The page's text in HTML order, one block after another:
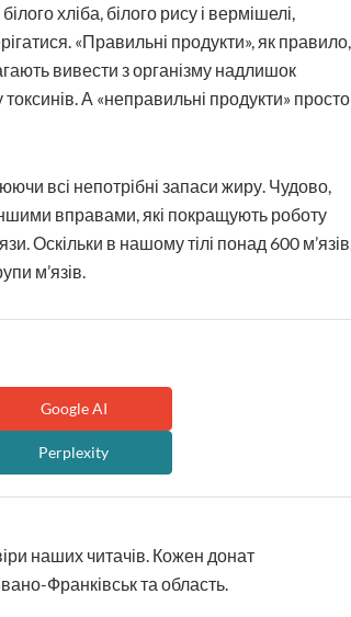
хліба, білого рису і вермішелі,
«Правильні продукти», як правило,
вивести з організму надлишок
А «неправильні продукти» просто
всі непотрібні запаси жиру. Чудово,
вправами, які покращують роботу
Оскільки в нашому тілі понад 600 м’язів,
м’язів.
Google AI
Perplexity
наших читачів. Кожен донат
Франківськ та область.